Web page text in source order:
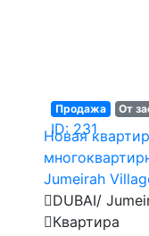
Продажа От
ID: 231
Новая
Jumeirah
DUBAI/
Квартира